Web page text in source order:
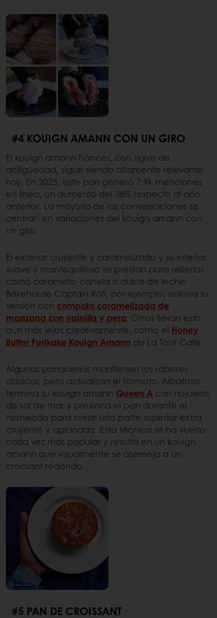
#4 KOUIGN AMANN CON UN GIRO
El kouign amann francés, con siglos de
antigüedad, sigue siendo altamente relevante
hoy. En 2025, este pan generó 7.9k menciones
en línea, un aumento del 38% respecto al año
anterior. La mayoría de las conversaciones se
centran en variaciones del kouign amann con
un giro.
El exterior crujiente y caramelizado y su interior
suave y mantequilloso se prestan para rellenos
como caramelo, canela o dulce de leche.
Bakehouse Captain Roti, por ejemplo, rellena su
versión con compota caramelizada de
manzana con vainilla y pera. Otros llevan esto
aún más lejos creativamente, como el Honey
Butter Furikake Kouign Amann de La Tour Café.
Algunas panaderías mantienen los sabores
clásicos, pero actualizan el formato. Albatross
termina su kouign amann Queen A con hojuelas
de sal de mar y presiona el pan durante el
horneado para crear una parte superior extra
crujiente y aplanada. Esta técnica se ha vuelto
cada vez más popular y resulta en un kouign
amann que visualmente se asemeja a un
croissant redondo.
#5 PAN DE CROISSANT